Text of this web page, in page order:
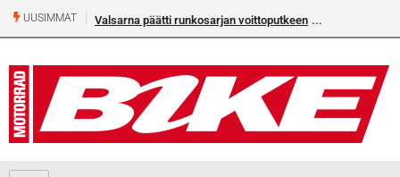
UUSIMMAT Valsarna päätti runkosarjan voittoputkeen